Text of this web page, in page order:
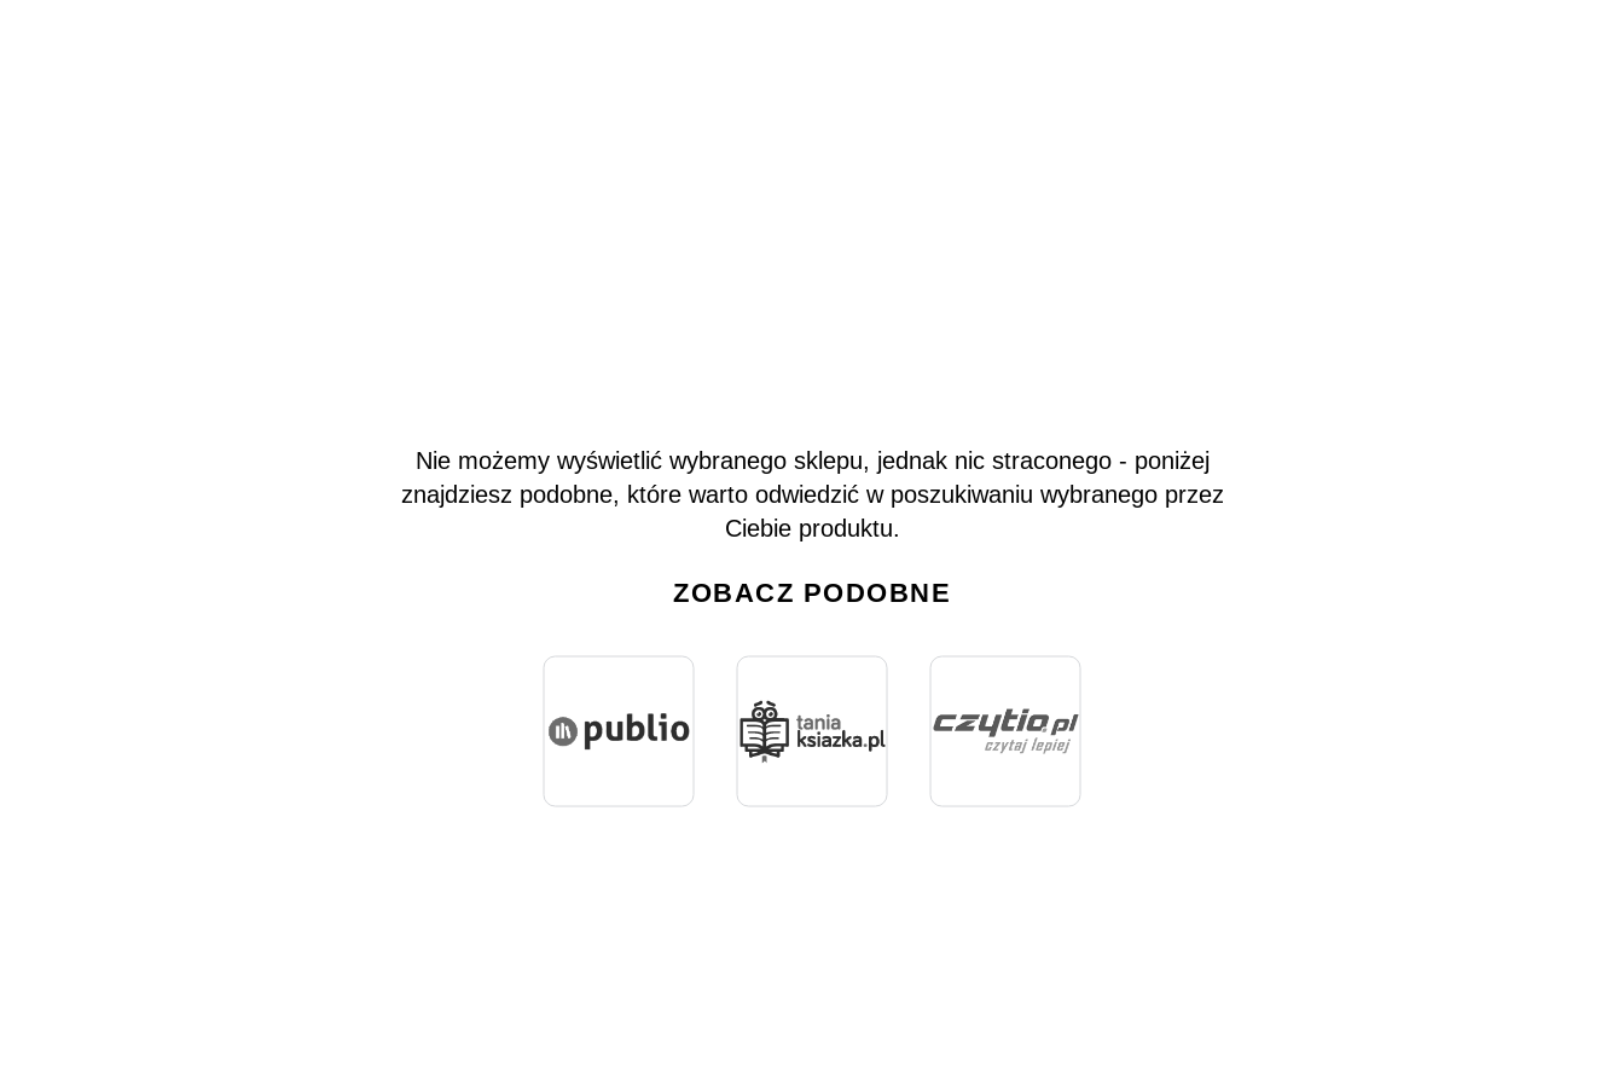
Nie możemy wyświetlić wybranego sklepu, jednak nic straconego - poniżej
znajdziesz podobne, które warto odwiedzić w poszukiwaniu wybranego przez
Ciebie produktu.
ZOBACZ PODOBNE